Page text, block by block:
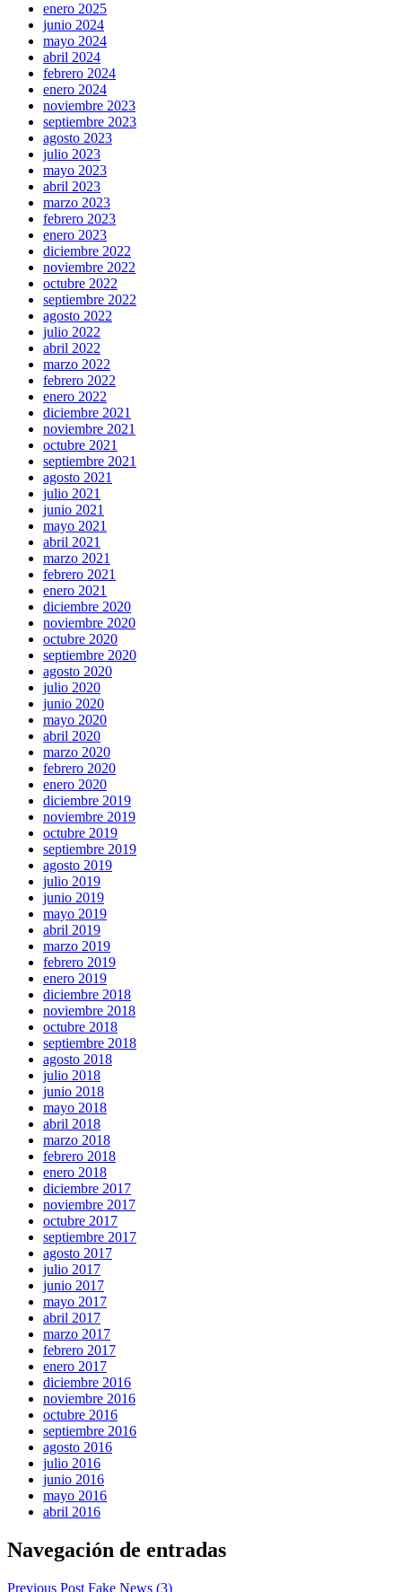
enero 2025
junio 2024
mayo 2024
abril 2024
febrero 2024
enero 2024
noviembre 2023
septiembre 2023
agosto 2023
julio 2023
mayo 2023
abril 2023
marzo 2023
febrero 2023
enero 2023
diciembre 2022
noviembre 2022
octubre 2022
septiembre 2022
agosto 2022
julio 2022
abril 2022
marzo 2022
febrero 2022
enero 2022
diciembre 2021
noviembre 2021
octubre 2021
septiembre 2021
agosto 2021
julio 2021
junio 2021
mayo 2021
abril 2021
marzo 2021
febrero 2021
enero 2021
diciembre 2020
noviembre 2020
octubre 2020
septiembre 2020
agosto 2020
julio 2020
junio 2020
mayo 2020
abril 2020
marzo 2020
febrero 2020
enero 2020
diciembre 2019
noviembre 2019
octubre 2019
septiembre 2019
agosto 2019
julio 2019
junio 2019
mayo 2019
abril 2019
marzo 2019
febrero 2019
enero 2019
diciembre 2018
noviembre 2018
octubre 2018
septiembre 2018
agosto 2018
julio 2018
junio 2018
mayo 2018
abril 2018
marzo 2018
febrero 2018
enero 2018
diciembre 2017
noviembre 2017
octubre 2017
septiembre 2017
agosto 2017
julio 2017
junio 2017
mayo 2017
abril 2017
marzo 2017
febrero 2017
enero 2017
diciembre 2016
noviembre 2016
octubre 2016
septiembre 2016
agosto 2016
julio 2016
junio 2016
mayo 2016
abril 2016
Navegación de entradas
Previous Post Fake News (3)